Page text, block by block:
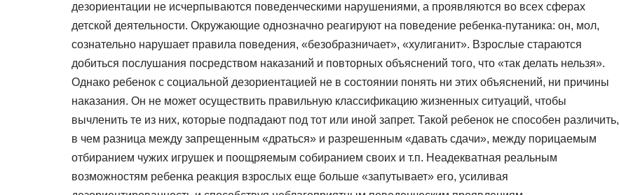
дезориентации не исчерпываются поведенческими нарушениями, а проявляются во всех сферах
детской деятельности. Окружающие однозначно реагируют на поведение ребенка-путаника: он, мол,
сознательно нарушает правила поведения, «безобразничает», «хулиганит». Взрослые стараются
добиться послушания посредством наказаний и повторных объяснений того, что «так делать нельзя».
Однако ребенок с социальной дезориентацией не в состоянии понять ни этих объяснений, ни причины
наказания. Он не может осуществить правильную классификацию жизненных ситуаций, чтобы
вычленить те из них, которые подпадают под тот или иной запрет. Такой ребенок не способен различить,
в чем разница между запрещенным «драться» и разрешенным «давать сдачи», между порицаемым
отбиранием чужих игрушек и поощряемым собиранием своих и т.п. Неадекватная реальным
возможностям ребенка реакция взрослых еще больше «запутывает» его, усиливая